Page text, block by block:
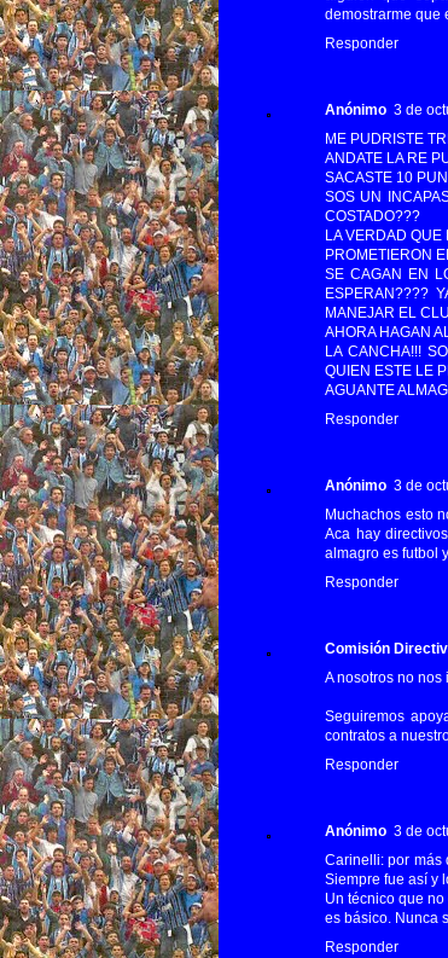
demostrarme que
Responder
Anónimo 3 de
ME PUDRISTE
ANDATE LA RE
SACASTE 10
SOS UN
COSTADO???
LA VERDAD QUE
PROMETIERON
SE CAGAN EN
ESPERAN????
MANEJAR EL
AHORA HAGAN
LA CANCHA!!!
QUIEN ESTE LE
AGUANTE
Responder
Anónimo 3 de
Muchachos esto
Aca hay
almagro es futbol
Responder
Comisión
A nosotros no
Seguiremos
contratos a
Responder
Anónimo 3 de
Carinelli: por más
Siempre fue así y
Un técnico que
es básico. Nunca
Responder